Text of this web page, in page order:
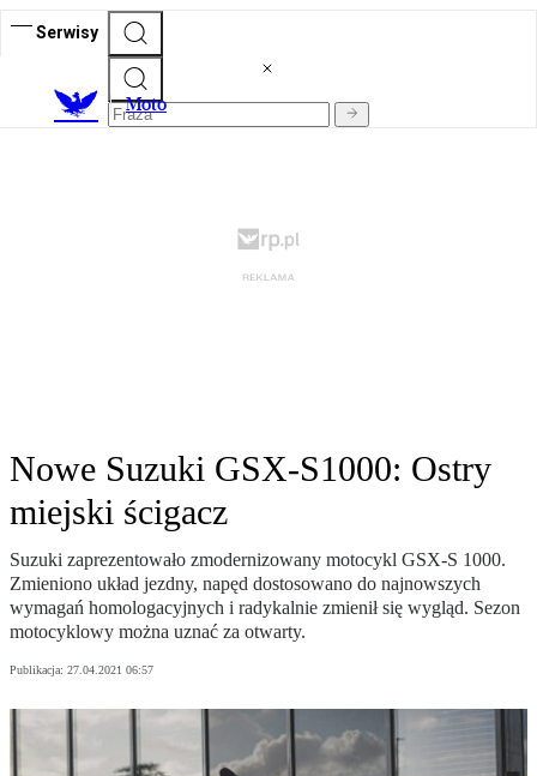
Serwisy
Moto
Nowe Suzuki GSX-S1000: Ostry
miejski ścigacz
Suzuki zaprezentowało zmodernizowany motocykl GSX-S 1000.
Zmieniono układ jezdny, napęd dostosowano do najnowszych
wymagań homologacyjnych i radykalnie zmienił się wygląd. Sezon
motocyklowy można uznać za otwarty.
Publikacja: 27.04.2021 06:57